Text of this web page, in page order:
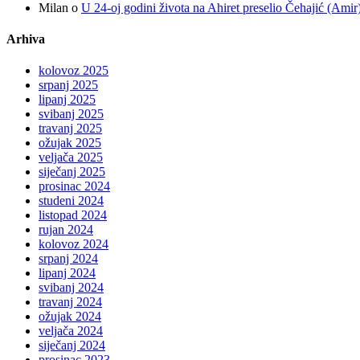
Milan o U 24-oj godini života na Ahiret preselio Čehajić
Arhiva
kolovoz 2025
srpanj 2025
lipanj 2025
svibanj 2025
travanj 2025
ožujak 2025
veljača 2025
siječanj 2025
prosinac 2024
studeni 2024
listopad 2024
rujan 2024
kolovoz 2024
srpanj 2024
lipanj 2024
svibanj 2024
travanj 2024
ožujak 2024
veljača 2024
siječanj 2024